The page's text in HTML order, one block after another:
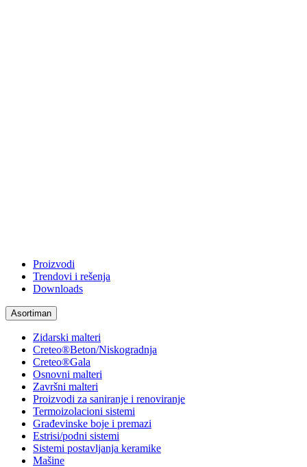
Proizvodi
Trendovi i rešenja
Downloads
Asortiman
Zidarski malteri
Creteo®Beton/Niskogradnja
Creteo®Gala
Osnovni malteri
Završni malteri
Proizvodi za saniranje i renoviranje
Termoizolacioni sistemi
Građevinske boje i premazi
Estrisi/podni sistemi
Sistemi postavljanja keramike
Mašine